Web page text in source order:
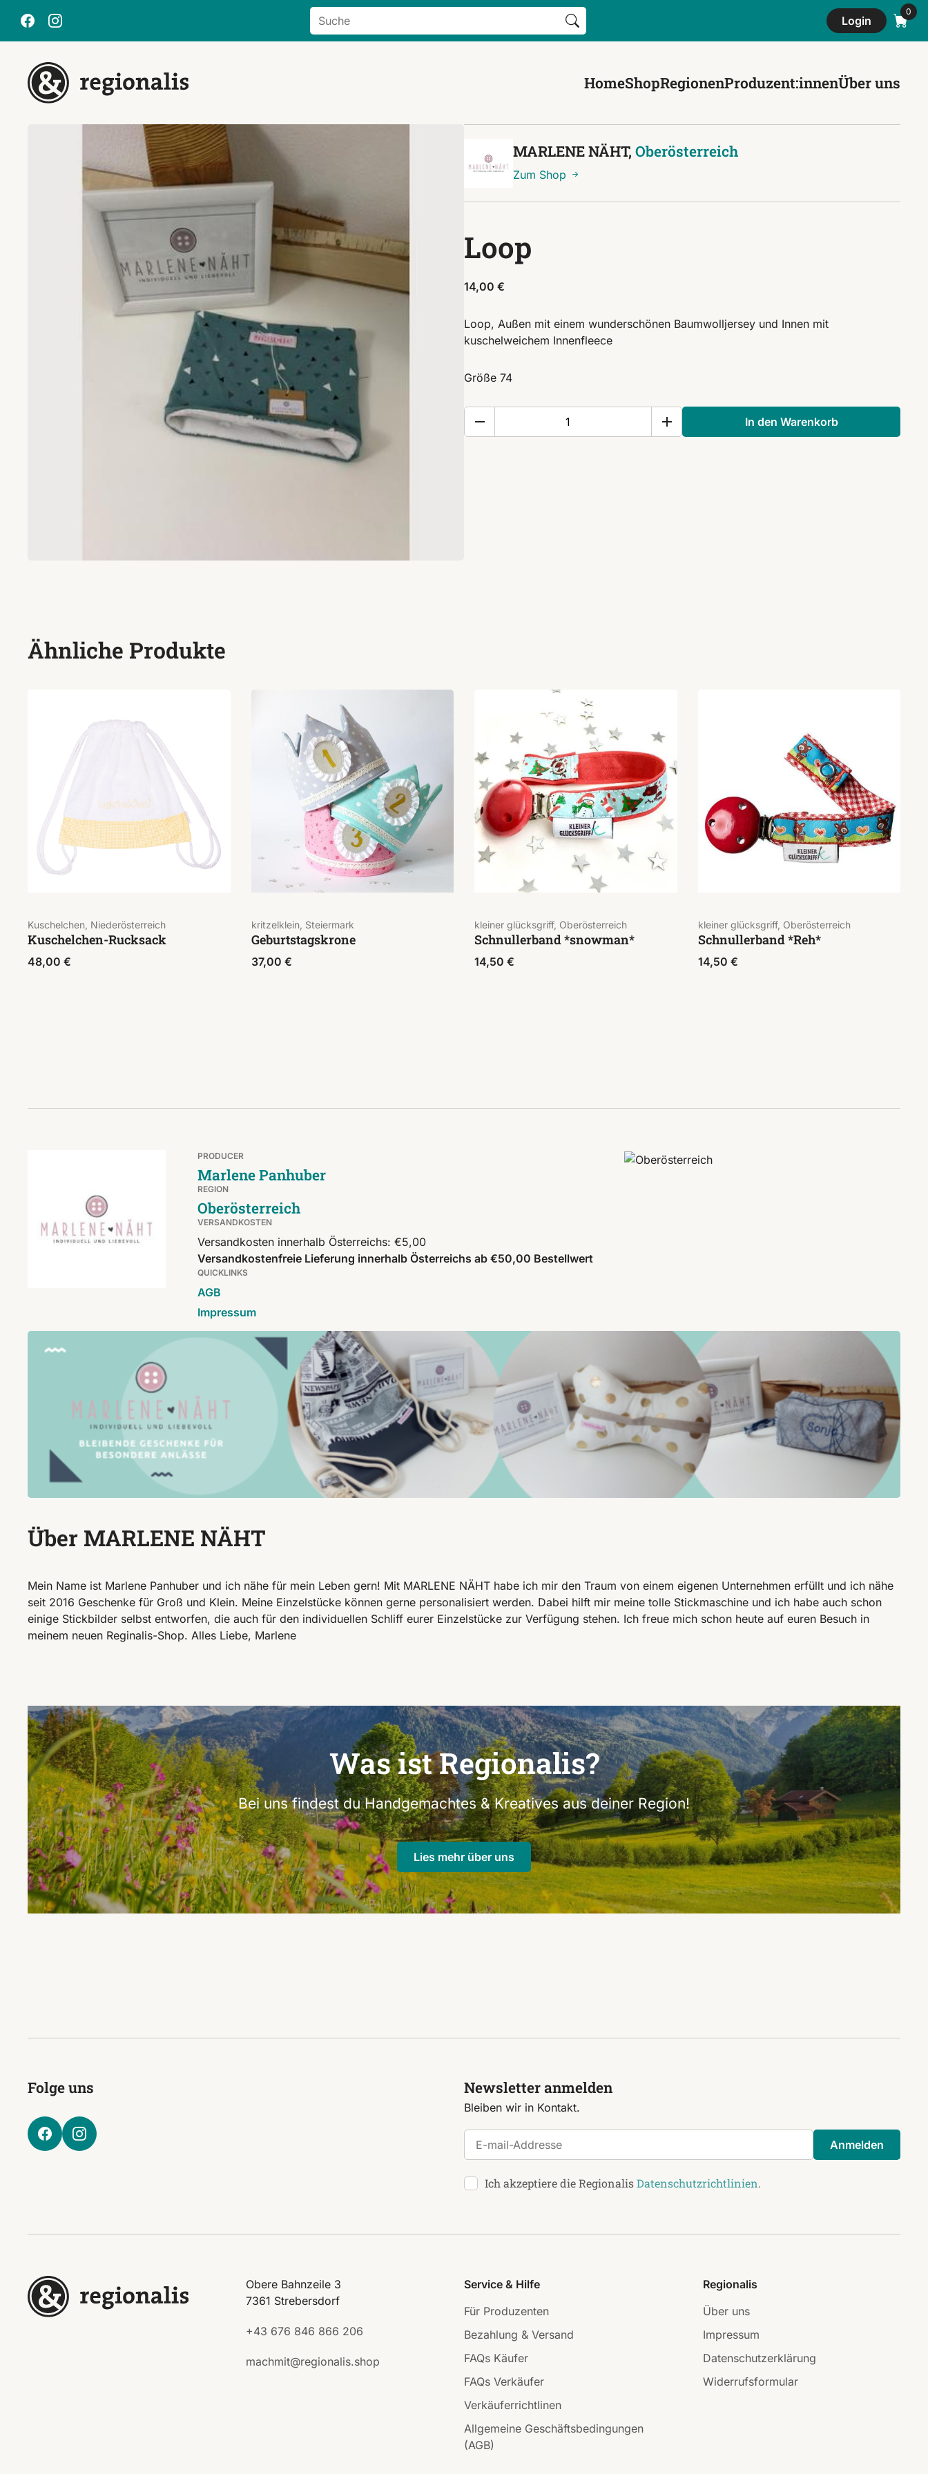
Search
for:
Search Button
Login
HomeShopRegionenProduzent:innenÜber uns
MARLENE NÄHT,Oberösterreich
Zum Shop
Loop
14,00 €
Loop, Außen mit einem wunderschönen Baumwolljersey und Innen mit
kuschelweichem Innenfleece
Größe 74
In den Warenkorb
Ähnliche Produkte
Kuschelchen, Niederösterreich
Kuschelchen-Rucksack
48,00 €
kritzelklein, Steiermark
Geburtstagskrone
37,00 €
kleiner glücksgriff, Oberösterreich
Schnullerband *snowman*
14,50 €
kleiner glücksgriff, Oberösterreich
Schnullerband *Reh*
14,50 €
PRODUCER
Marlene Panhuber
REGION
Oberösterreich
VERSANDKOSTEN
Versandkosten innerhalb Österreichs: €5,00
Versandkostenfreie Lieferung innerhalb Österreichs ab €50,00 Bestellwert
QUICKLINKS
AGB
Impressum
Über MARLENE NÄHT
Mein Name ist Marlene Panhuber und ich nähe für mein Leben gern! Mit MARLENE NÄHT habe ich mir den Traum von einem eigenen Unternehmen erfüllt und ich nähe
seit 2016 Geschenke für Groß und Klein. Meine Einzelstücke können gerne personalisiert werden. Dabei hilft mir meine tolle Stickmaschine und ich habe auch schon
einige Stickbilder selbst entworfen, die auch für den individuellen Schliff eurer Einzelstücke zur Verfügung stehen. Ich freue mich schon heute auf euren Besuch in
meinem neuen Reginalis-Shop. Alles Liebe, Marlene
Was ist Regionalis?
Bei uns findest du Handgemachtes & Kreatives aus deiner Region!
Lies mehr über uns
Folge uns Newsletter anmelden
Bleiben wir in Kontakt.
Anmelden
Ich akzeptiere die RegionalisDatenschutzrichtlinien.
Obere Bahnzeile 3
7361 Strebersdorf
+43 676 846 866 206
machmit@regionalis.shop
Service & Hilfe
Für Produzenten
Bezahlung & Versand
FAQs Käufer
FAQs Verkäufer
Verkäuferrichtlinen
Allgemeine Geschäftsbedingungen
(AGB)
Regionalis
Über uns
Impressum
Datenschutzerklärung
Widerrufsformular